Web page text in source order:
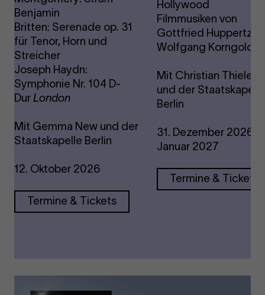
Benjamin
Britten: Serenade op. 31
für Tenor, Horn und
Streicher
Joseph Haydn:
Symphonie Nr. 104 D-
Dur London
Mit Gemma New und der
Staatskapelle Berlin
12. Oktober 2026
Termine & Tickets
Hollywood
Filmmusiken von
Gottfried Huppertz,
Wolfgang Korngold
Mit Christian
und der Staatskapelle
Berlin
31. Dezember 2026 &
Januar 2027
Termine & Tickets